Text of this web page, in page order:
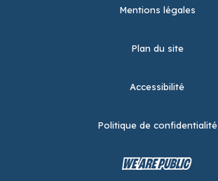
Mentions légales
Plan du site
Accessibilité
Politique de confidentialité